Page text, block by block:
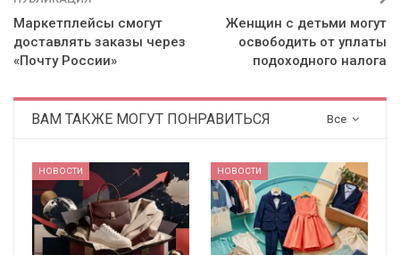
Маркетплейсы смогут
доставлять заказы через
«Почту России»
Женщин с детьми могут
освободить от уплаты
подоходного налога
Все
ВАМ ТАКЖЕ МОГУТ ПОНРАВИТЬСЯ
НОВОСТИ НОВОСТИ